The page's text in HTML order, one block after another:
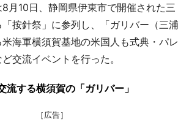
月10日、静岡県伊東市で開催された三
按針祭」に参列し、「ガリバー（三浦
海軍横須賀基地の米国人も式典・パレ
交流イベントを行った。
流する横須賀の「ガリバー」
［広告］